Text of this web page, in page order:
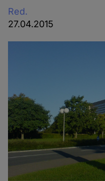
Red.
27.04.2015